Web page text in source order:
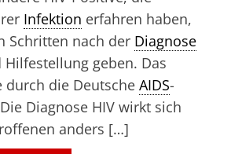
Infektion erfahren haben,
Schritten nach der Diagnose
geben. Das
durch die Deutsche AIDS-
Diagnose HIV wirkt sich
anders […]